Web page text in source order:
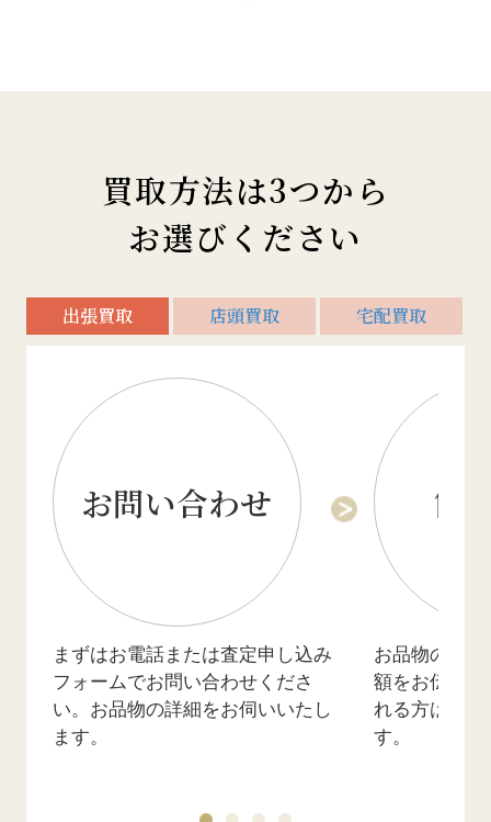
買取方法は3つから
お選びください
出張買取 店頭買取 宅配買取
お問い合わせ
まずはお電話または査定申し込み
フォームでお問い合わせくださ
い。お品物の詳細をお伺いいたし
ます。
簡
お品物の詳
額をお伝え
れる方は訪
す。